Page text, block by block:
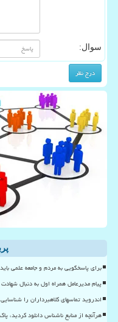
سوال:
برای پاسخگویی به مردم و جامعه علمی
پیام مدیرعامل همراه اول به دنبال
اندروید تماسهای کلاهبرداران را
هرآنچه از منابع ناشناس دانلود کردید،